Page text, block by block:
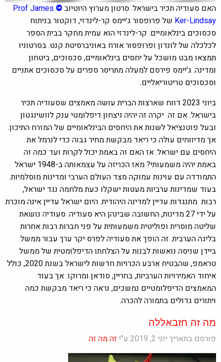
האם סעודיה תכיר בישראל.סרטון מערוץ היוטיוב©
Prof James
Ker-Lindsayשל פרופסור ג׳יימס קר-לינדזי, דוקטור בניתוח
סכסוכים בינלאומיים. קר-לינדזי הוא עמית מחקר בבית הספר
לכלכלה של לונדון ופרופסור אורח באוניברסיטת קנט. בסרטוניו
תמצאו מבט מושכל על יחסים בינלאומיים, סכסוכים, ביטחון
ומדינה. ג'יימס פירסם למעלה מתריסר ספרים על סכסוכים אתניים
וסכסוכים טריטוריאליים.
ביוני 2023 דווח שארצות הברית עושה מאמצים שסעודיה תכיר
בישראל. אם זה יקרה זה יהיה ניצחון דיפלומטי ענק לוושינגטון
ובעל פוטנציאל לשנות את היחסים הבינלאומיים של המזרח התיכון.
אך מדיווחים עולה כי ריאד מבקשת מחיר גבוה כדי לנרמל את
היחסים עם ישראל. אז האם זה באמת יכול לקרות ועד כמה זה
באמת יהיה משמעותי? מאז הכריזה על עצמאותה ב-1948 ישראל
התמודדה עם עוינות עמוקה מצד העולם הערבי ומדינות מוסלמיות.
בעוד שמדינות ערביות מעטות ישקלו כעת מלחמה נגד ישראל,
רבות מתנגדות עדיין למדינה היהודית. היום ישראל עדיין אינה מוכרת
על ידי 27 מדינות, החשובה שבינהן היא סעודיה. סעודיה נושאת
שליטה מוסרית ופוליטית משמעותית על פני חברות רבות אחרות
בליגה הערבית. זה הופך את סעודיה לפרס יקר ערך עבור ממשל
ביידן שניסה נואשות לבנות על הצלחתו הדיפלומטית של ממשל
טראמפ, שהבטיח ארבע הכרויות חדשות לישראל בשנת 2020, כולל
איחוד האמירויות הערביות, בחריין, סודאן ומרוקו. אך בעוד
המאמצים הדיפלומטיים נמשכים, נראה כי ריאד מבקשת כמה
ויתורים גדולים בתמורה להכרה.
מה זה חזבאללה
פורסם בתאריך יוני 2, 2019 ע"י זה מה זה